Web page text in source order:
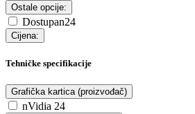
Ostale opcije:
Dostupan24
Cijena:
Tehničke specifikacije
Grafička kartica (proizvođač)
nVidia 24